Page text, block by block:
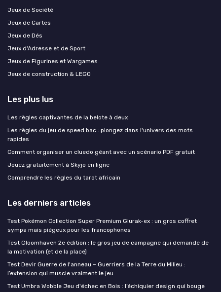
Jeux de Société
Jeux de Cartes
Jeux de Dés
Jeux d'Adresse et de Sport
Jeux de Figurines et Wargames
Jeux de construction & LEGO
Les plus lus
Les règles captivantes de la belote à deux
Les règles du jeu de speed bac : plongez dans l'univers des mots
rapides
Comment organiser un cluedo géant avec un scénario PDF gratuit
Jouez gratuitement à Skyjo en ligne
Comprendre les règles du tarot africain
Les derniers articles
Test Pokémon Collection Super Premium Glurak-ex : un gros coffret
sympa mais piégeux pour les francophones
Test Gloomhaven 2e édition : le gros jeu de campagne qui demande de
la motivation (et de la place)
Test Devir Guerre de l'anneau – Guerriers de la Terre du Milieu :
l’extension qui muscle vraiment le jeu
Test Umbra Wobble Jeu d'échec en Bois : l’échiquier design qui bouge